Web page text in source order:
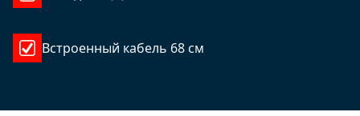
Встроенный кабель 68 см